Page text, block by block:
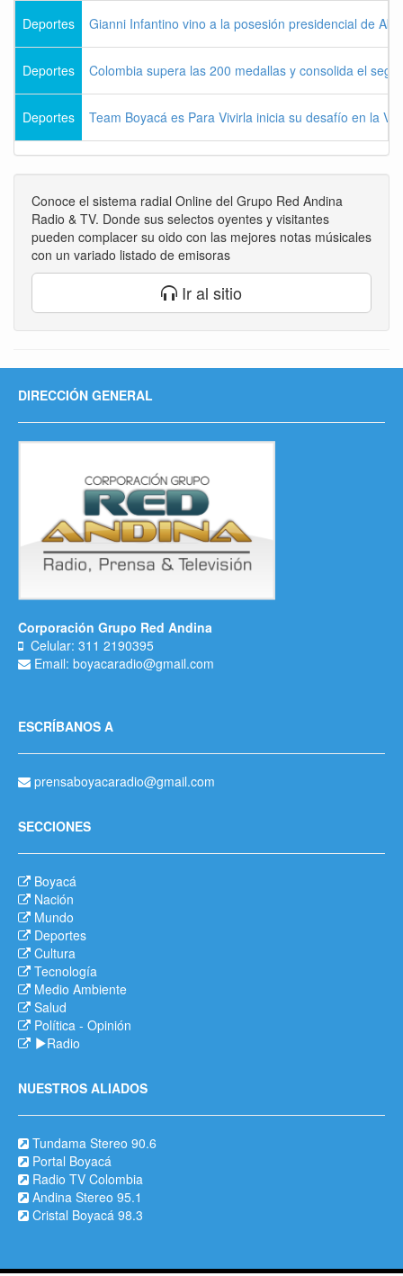
Deportes Gianni Infantino vino a la posesión presidencial de
Deportes Colombia supera las 200 medallas y consolida el
Deportes Team Boyacá es Para Vivirla inicia su desafío en la
Conoce el sistema radial Online del Grupo Red Andina
Radio & TV. Donde sus selectos oyentes y visitantes
pueden complacer su oido con las mejores notas músicales
con un variado listado de emisoras
Ir al sitio
DIRECCIÓN GENERAL
Corporación Grupo Red Andina
Celular: 311 2190395
Email: boyacaradio@gmail.com
ESCRÍBANOS A
prensaboyacaradio@gmail.com
SECCIONES
Boyacá
Nación
Mundo
Deportes
Cultura
Tecnología
Medio Ambiente
Salud
Política - Opinión
Radio
NUESTROS ALIADOS
Tundama Stereo 90.6
Portal Boyacá
Radio TV Colombia
Andina Stereo 95.1
Cristal Boyacá 98.3